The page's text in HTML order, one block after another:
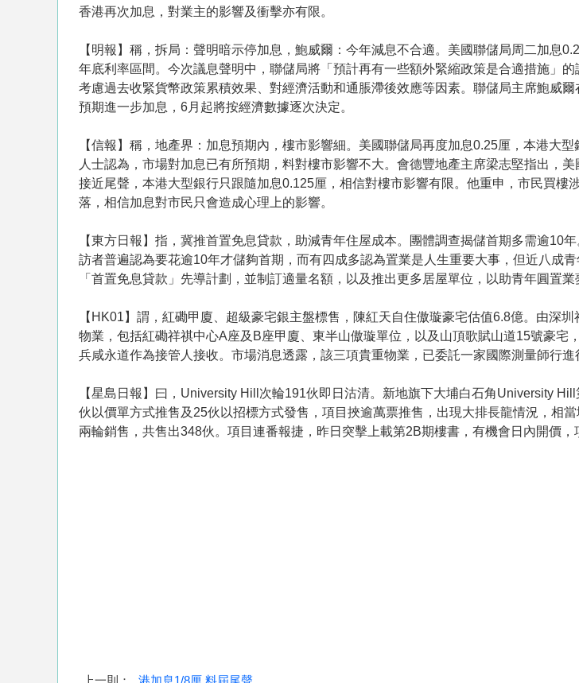
香港再次加息，對業主的影響及衝擊亦有限。
【明報】稱，拆局：聲明暗示停加息，鮑威爾：今年減息不合適。美國聯儲局周二加息
年底利率區間。今次議息聲明中，聯儲局將「預計再有一些額外緊縮政策是合適措施」
考慮過去收緊貨幣政策累積效果、對經濟活動和通脹滯後效應等因素。聯儲局主席鮑威
預期進一步加息，6月起將按經濟數據逐次決定。
【信報】稱，地產界：加息預期內，樓市影響細。美國聯儲局再度加息0.25厘，本港大
人士認為，市場對加息已有所預期，料對樓市影響不大。會德豐地產主席梁志堅指出，
接近尾聲，本港大型銀行只跟隨加息0.125厘，相信對樓市影響有限。他重申，市民買樓
落，相信加息對市民只會造成心理上的影響。
【東方日報】指，冀推首置免息貸款，助減青年住屋成本。團體調查揭儲首期多需逾10
訪者普遍認為要花逾10年才儲夠首期，而有四成多認為置業是人生重要大事，但近八成
「首置免息貸款」先導計劃，並制訂適量名額，以及推出更多居屋單位，以助青年圓置業
【HK01】謂，紅磡甲廈、超級豪宅銀主盤標售，陳紅天自住傲璇豪宅估值6.8億。由深
物業，包括紅磡祥祺中心A座及B座甲廈、東半山傲璇單位，以及山頂歌賦山道15號豪宅
兵咸永道作為接管人接收。市場消息透露，該三項貴重物業，已委託一家國際測量師行進
【星島日報】曰，University Hill次輪191伙即日沽清。新地旗下大埔白石角University
伙以價單方式推售及25伙以招標方式發售，項目挾逾萬票推售，出現大排長龍情況，相
兩輪銷售，共售出348伙。項目連番報捷，昨日突擊上載第2B期樓書，有機會日內開價，
上一則： 港加息1/8厘 料屆尾聲